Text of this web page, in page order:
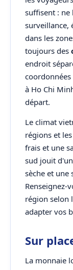
suffisent : ne
surveillance,
dans les
toujours des
endroit
coordonnées
à Ho Chi
départ.
Le climat
régions et
frais et une
sud jouit
sèche et une
Renseignez-
région selon
adapter vos
Sur
La monnaie